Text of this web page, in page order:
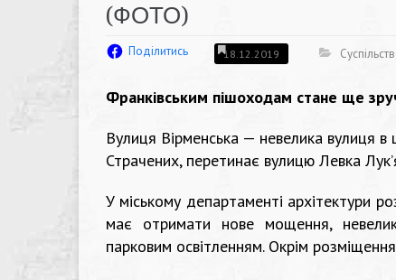
(ФОТО)
Поділитись 18.12.2019
Франківським пішоходам стане ще
Вулиця Вірменська — невелика вулиця в
Страчених, перетинає вулицю Левка
У міському департаменті архітектури
має отримати нове мощення,
парковим освітленням. Окрім